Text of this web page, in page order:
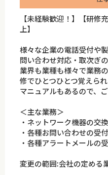
【未経験歓迎！】【研修
上】
様々な企業の電話受付や
問い合わせ対応・取次ぎ
業界も業種も様々で業務
修でひとつひとつ覚えられ
マニュアルもあるので、
＜主な業務＞
・ネットワーク機器の交
・各種お問い合わせの受
・各種アラートメールの
変更の範囲:会社の定める